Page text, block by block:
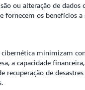
ou alteração de dados
fornecem os benefícios a
minimizam
a capacidade
de